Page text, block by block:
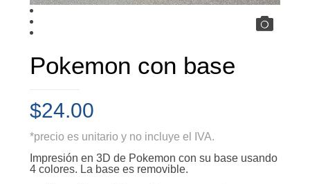
Pokemon con base
$24.00
*precio es unitario y no incluye el IVA.
Impresión en 3D de Pokemon con su base usando
4 colores. La base es removible.